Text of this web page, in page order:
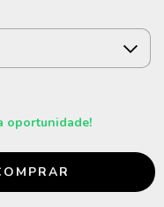
oportunidade!